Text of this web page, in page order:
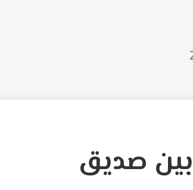
صديق